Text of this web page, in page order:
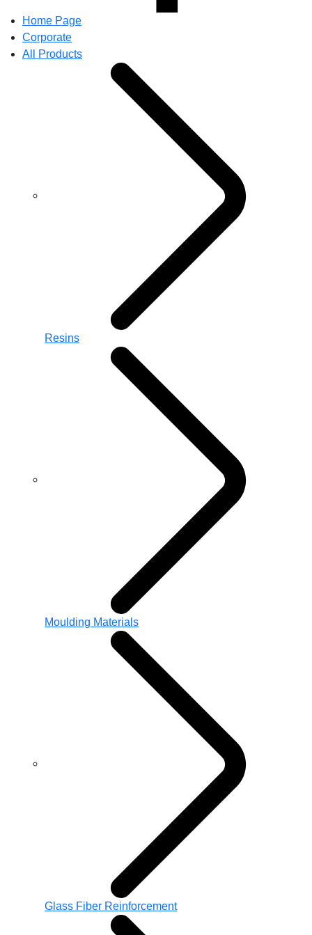
Home Page
Corporate
All Products
Resins
Moulding Materials
Glass Fiber Reinforcement